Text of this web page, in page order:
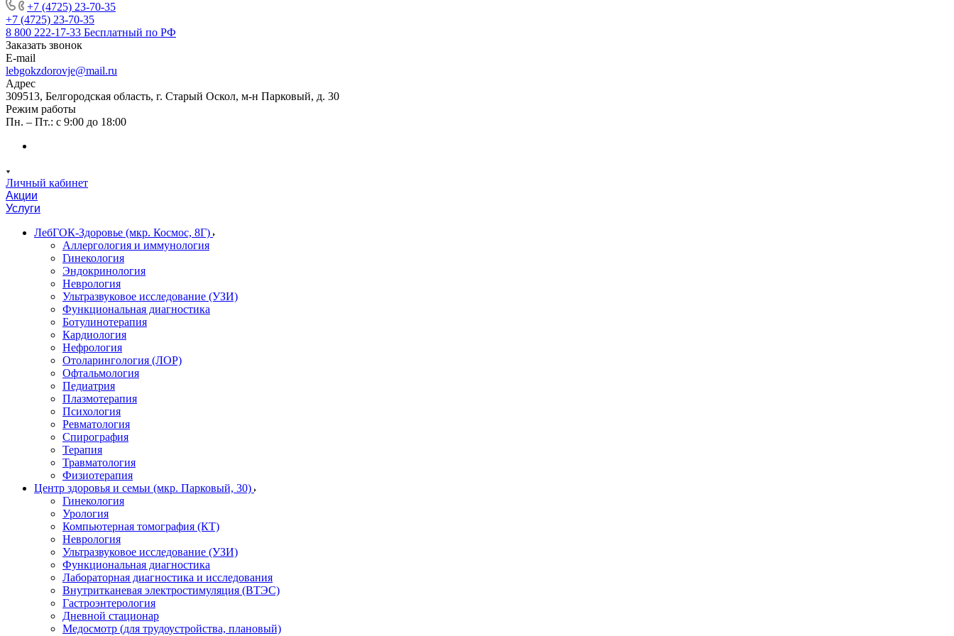
+7 (4725) 23-70-35
+7 (4725) 23-70-35
8 800 222-17-33 Бесплатный по РФ
Заказать звонок
E-mail
lebgokzdorovje@mail.ru
Адрес
309513, Белгородская область, г. Старый Оскол, м-н Парковый, д. 30
Режим работы
Пн. – Пт.: с 9:00 до 18:00
Личный кабинет
Акции
Услуги
ЛебГОК-Здоровье (мкр. Космос, 8Г)
Аллергология и иммунология
Гинекология
Эндокринология
Неврология
Ультразвуковое исследование (УЗИ)
Функциональная диагностика
Ботулинотерапия
Кардиология
Нефрология
Отоларингология (ЛОР)
Офтальмология
Педиатрия
Плазмотерапия
Психология
Ревматология
Спирография
Терапия
Травматология
Физиотерапия
Центр здоровья и семьи (мкр. Парковый, 30)
Гинекология
Урология
Компьютерная томография (КТ)
Неврология
Ультразвуковое исследование (УЗИ)
Функциональная диагностика
Лабораторная диагностика и исследования
Внутритканевая электростимуляция (ВТЭС)
Гастроэнтерология
Дневной стационар
Медосмотр (для трудоустройства, плановый)